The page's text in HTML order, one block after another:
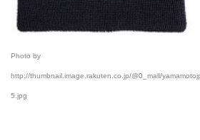
Photo by
http://thumbnail.image.rakuten.co.jp/@0_mall/
5.jpg